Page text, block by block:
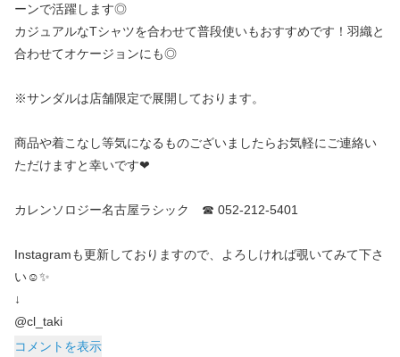
ーンで活躍します◎
カジュアルなTシャツを合わせて普段使いもおすすめです！羽織と
合わせてオケージョンにも◎
※サンダルは店舗限定で展開しております。
商品や着こなし等気になるものございましたらお気軽にご連絡い
ただけますと幸いです❤︎
カレンソロジー名古屋ラシック ☎︎ 052-212-5401
Instagramも更新しておりますので、よろしければ覗いてみて下さ
い☺️✨
↓
@cl_taki
コメントを表示